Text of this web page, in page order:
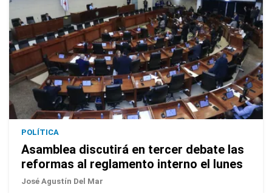
POLÍTICA
Asamblea discutirá en tercer debate las
reformas al reglamento interno el lunes
José Agustín Del Mar